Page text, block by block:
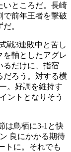
いところだ。長崎
で前年王者を撃破
。
戦3連敗中と苦し
を軸としたアグレ
るだけに、指宿
だろう。対する横
。好調を維持す
ントとなりそう
は鳥栖に3-1と快
良にかかる期待
トに。それでも